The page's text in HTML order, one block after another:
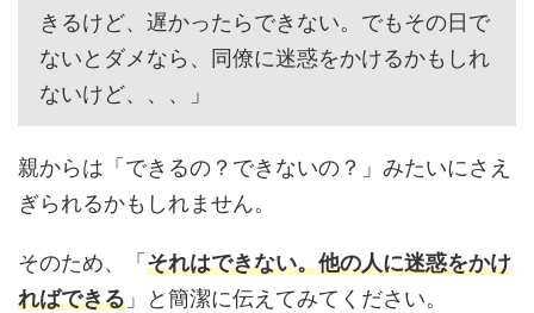
きるけど、遅かったらできない。でもその日で
ないとダメなら、同僚に迷惑をかけるかもしれ
ないけど、、、」
親からは「できるの？できないの？」みたいにさえ
ぎられるかもしれません。
そのため、「 それはできない。他の人に迷惑をかけ
ればできる 」と簡潔に伝えてみてください。